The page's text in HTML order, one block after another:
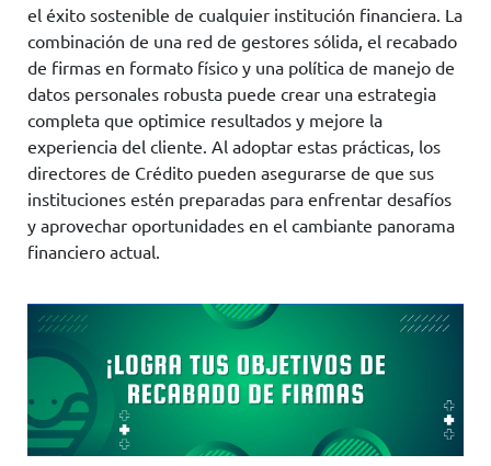
el éxito sostenible de cualquier institución financiera. La
combinación de una red de gestores sólida, el recabado
de firmas en formato físico y una política de manejo de
datos personales robusta puede crear una estrategia
completa que optimice resultados y mejore la
experiencia del cliente. Al adoptar estas prácticas, los
directores de Crédito pueden asegurarse de que sus
instituciones estén preparadas para enfrentar desafíos
y aprovechar oportunidades en el cambiante panorama
financiero actual.